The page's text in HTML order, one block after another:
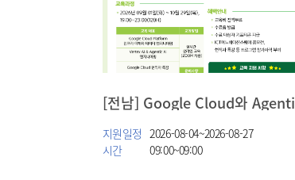
지원일정 2026-08-04~2026-08-27
시간
09:00~09:00